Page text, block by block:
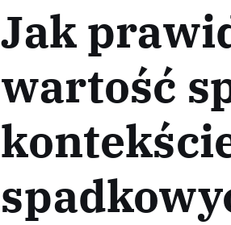
Jak
wartość